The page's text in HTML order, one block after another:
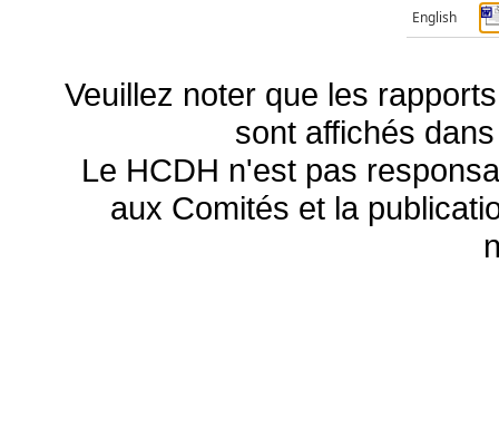
English
Veuillez noter que les
sont affichés
Le HCDH n'est pas
aux Comités et la